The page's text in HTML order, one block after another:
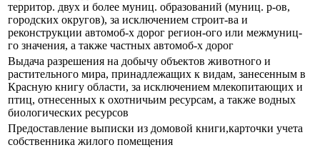
территор. двух и более муниц. образований (муниц. р-ов,
городских округов), за исключением строит-ва и
реконструкции автомоб-х дорог регион-ого или межмуниц-
го значения, а также частных автомоб-х дорог
Выдача разрешения на добычу объектов животного и
растительного мира, принадлежащих к видам, занесенным в
Красную книгу области, за исключением млекопитающих и
птиц, отнесенных к охотничьим ресурсам, а также водных
биологических ресурсов
Предоставление выписки из домовой книги,карточки учета
собственника жилого помещения